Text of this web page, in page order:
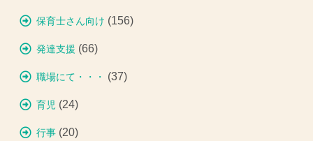
保育士さん向け (156)
発達支援 (66)
職場にて・・・ (37)
育児 (24)
行事 (20)